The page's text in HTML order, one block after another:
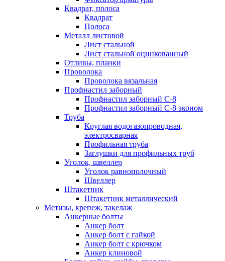
Квадрат, полоса
Квадрат
Полоса
Металл листовой
Лист стальной
Лист стальной оцинкованный
Отливы, планки
Проволока
Проволока вязальная
Профнастил заборный
Профнастил заборный С-8
Профнастил заборный С-8 эконом
Труба
Круглая водогазопроводная,
электросварная
Профильная труба
Заглушки для профильных труб
Уголок, швеллер
Уголок равнополочный
Швеллер
Штакетник
Штакетник металлический
Метизы, крепеж, такелаж
Анкерные болты
Анкер болт
Анкер болт с гайкой
Анкер болт с крючком
Анкер клиновой